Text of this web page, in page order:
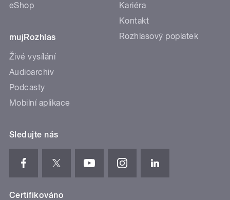
eShop
mujRozhlas
Živé vysílání
Audioarchiv
Podcasty
Mobilní aplikace
Kariéra
Kontakt
Rozhlasový poplatek
Sledujte nás
Certifikováno